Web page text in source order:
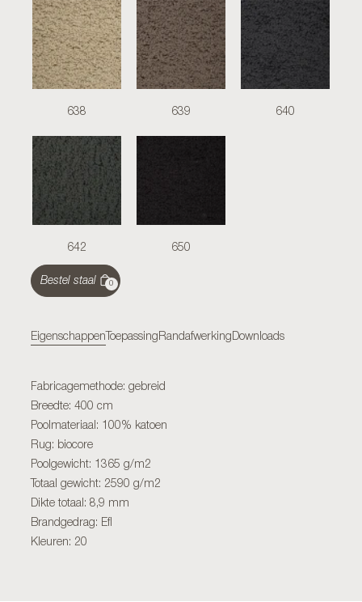
638 639 640
642 650
Bestel staal 0
Eigenschappen Toepassing Randafwerking Downloads
Fabricagemethode: gebreid
Breedte: 400 cm
Poolmateriaal: 100% katoen
Rug: biocore
Poolgewicht: 1365 g/m2
Totaal gewicht: 2590 g/m2
Dikte totaal: 8,9 mm
Brandgedrag: Efl
Kleuren: 20